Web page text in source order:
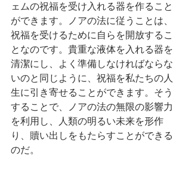
ェムの祝福を受け入れる器を作ること
ができます。ノアの法に従うことは、
祝福を受けるために自らを開放するこ
となのです。貴重な液体を入れる器を
清潔にし、よく準備しなければならな
いのと同じように、祝福を私たちの人
生に引き寄せることができます。そう
することで、ノアの法の無限の影響力
を利用し、人類の明るい未来を形作
り、贖い出しをもたらすことができる
のだ。